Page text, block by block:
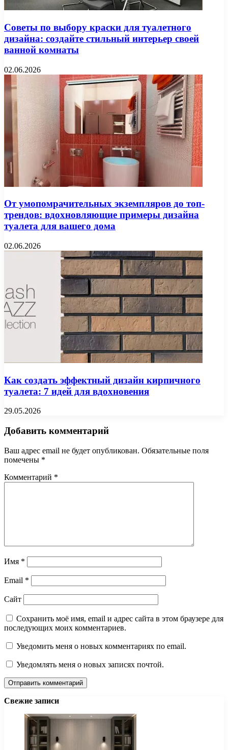
Советы по выбору краски для туалетного
дизайна: создайте стильный интерьер своей
ванной комнаты
02.06.2026
От умопомрачительных экземпляров до топ-
трендов: вдохновляющие примеры дизайна
туалета для вашего дома
02.06.2026
Как создать эффектный дизайн кирпичного
туалета: 7 идей для вдохновения
29.05.2026
Добавить комментарий
Ваш адрес email не будет опубликован. Обязательные поля
помечены *
Комментарий *
Имя *
Email *
Сайт
Сохранить моё имя, email и адрес сайта в этом браузере для
последующих моих комментариев.
Уведомить меня о новых комментариях по email.
Уведомлять меня о новых записях почтой.
Свежие записи